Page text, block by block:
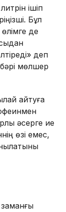
ішіп
Бұл
де
деп
мөлшер
айтуға
әсерге ие
өзі емес,
заманғы